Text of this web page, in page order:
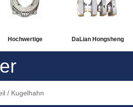
Hochwertige
Präzisionsformteile
aus Aluminium-
Gussteilen
DaLian Hongsheng
Druckgussteilen mit
/ Kugelhahn